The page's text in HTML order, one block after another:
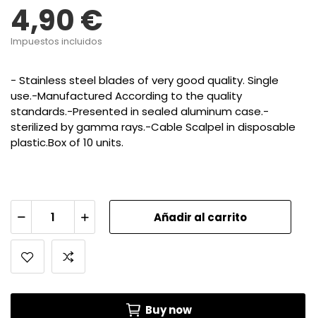
4,90 €
Impuestos incluidos
- Stainless steel blades of very good quality. Single
use.-Manufactured According to the quality
standards.-Presented in sealed aluminum case.-
sterilized by gamma rays.-Cable Scalpel in disposable
plastic.Box of 10 units.
Añadir al carrito
Buy now